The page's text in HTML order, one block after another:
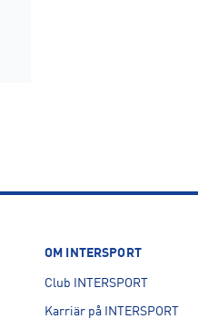
OM INTERSPORT
Club INTERSPORT
Karriär på INTERSPORT